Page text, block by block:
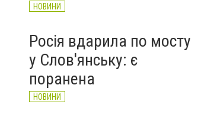
НОВИНИ
Росія вдарила по мосту
у Слов'янську: є
поранена
НОВИНИ